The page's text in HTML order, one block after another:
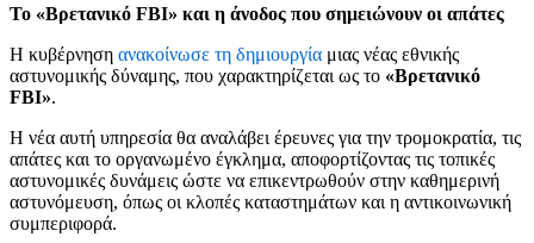
Το «Βρετανικό FBI» και η άνοδος που σημειώνουν οι απάτες
Η κυβέρνηση ανακοίνωσε τη δημιουργία μιας νέας εθνικής
αστυνομικής δύναμης, που χαρακτηρίζεται ως το «Βρετανικό
FBI».
Η νέα αυτή υπηρεσία θα αναλάβει έρευνες για την τρομοκρατία, τις
απάτες και το οργανωμένο έγκλημα, αποφορτίζοντας τις τοπικές
αστυνομικές δυνάμεις ώστε να επικεντρωθούν στην καθημερινή
αστυνόμευση, όπως οι κλοπές καταστημάτων και η αντικοινωνική
συμπεριφορά.